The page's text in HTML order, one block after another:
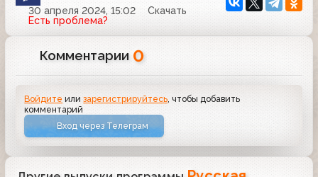
30 апреля 2024, 15:02
Скачать
Есть проблема?
Комментарии 0
Войдите илизарегистрируйтесь , чтобы добавить
комментарий
Вход через Телеграм